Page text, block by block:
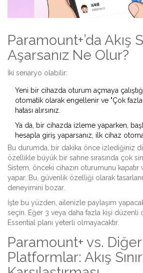
Paramount+’da Akış
Aşarsanız Ne Olur?
İki senaryo olabilir:
Yeni bir cihazda oturum açmaya
otomatik olarak engellenir ve "Çok fazla
hatası alırsınız.
Ya da, bir cihazda izleme yaparken,
hesapla giriş yaparsanız, ilk cihaz
Bu durumda, bir dakika önce izlediğiniz
özellikle büyük bir sahne sırasında çok
Sistem, önceki cihazın oturumunu
yapar. Bu, güvenlik özelliği olarak
deneyimini bozar.
İşte bu yüzden, ailenizle paylaşım
seçin. Eğer 3 veya daha fazla kişi düzenli
Essential planı yeterli olmayacaktır.
Paramount+ vs. Diğer
Platformlar: Akış